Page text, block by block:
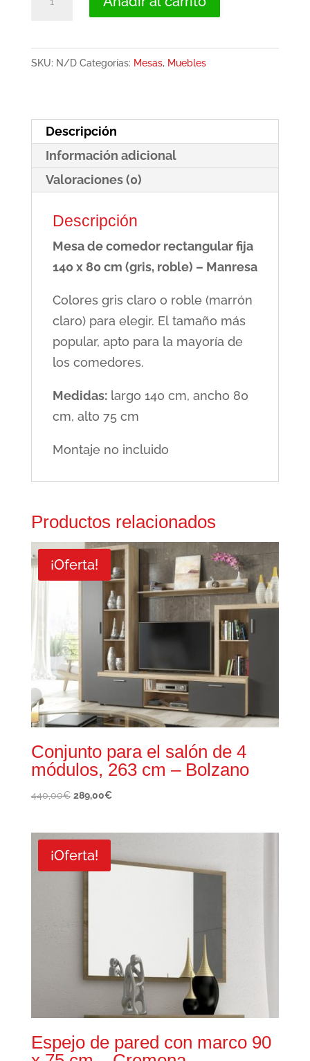
x
cm
(gris,
Manresa
cantidad
SKU: N/D Categorías: Mesas, Muebles
Descripción
Información adicional
Valoraciones (0)
Descripción
Mesa de comedor rectangular fija
140 x 80 cm (gris, roble) – Manresa
Colores gris claro o roble (marrón
claro) para elegir. El tamaño más
popular, apto para la mayoría de
los comedores.
Medidas:largo 140 cm, ancho 80
cm, alto 75 cm
Montaje no incluido
Productos relacionados
¡Oferta!
Conjunto para el salón de 4
módulos, 263 cm – Bolzano
440,00€ El
era:
440,00€.
289,00€El
289,00€.
¡Oferta!
Espejo de pared con marco 90